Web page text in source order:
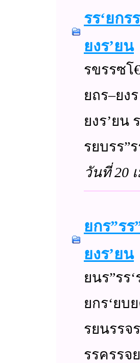
รร‘ยก
ยงร’ยน
รขรรซโ
ยถร–ยง
ยงร’ยน
รยบรร
วันที่ 20
ยกร”ร
ยงร’ยน
ยนร”รร‘
ยกร‘ยบย
รยนรร
รรครร